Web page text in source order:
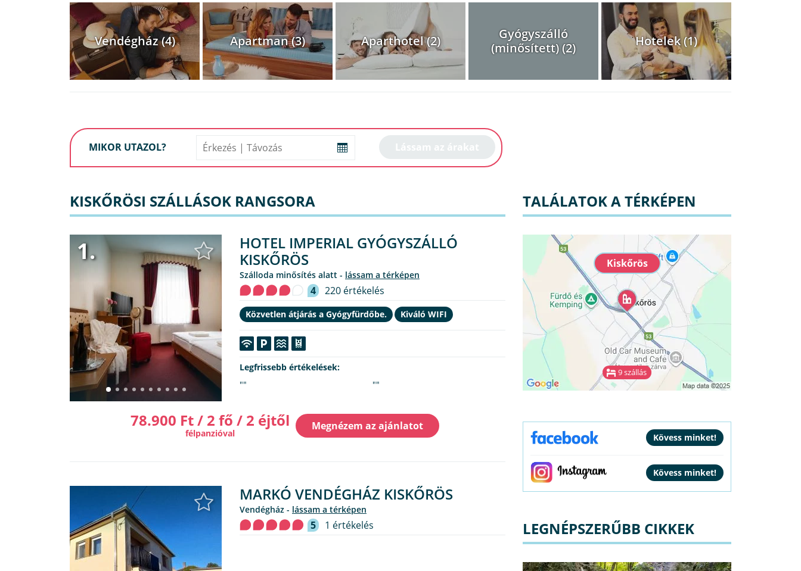
Vendégház (4) Apartman (3) Aparthotel (2)
Gyógyszálló
(minősített) (2)
Hotelek (1)
MIKOR UTAZOL?
KISKŐRÖSI SZÁLLÁSOK RANGSORA
1.
HOTEL IMPERIAL GYÓGYSZÁLLÓ
KISKŐRÖS
Szálloda minősítés alatt - lássam a térképen
4 220 értékelés
Közvetlen átjárás a Gyógyfürdőbe. Kiváló WIFI
Legfrissebb értékelések:
""
""
78.900 Ft / 2 fő / 2 éjtől
félpanzióval
Megnézem az ajánlatot
MARKÓ VENDÉGHÁZ KISKŐRÖS
Vendégház - lássam a térképen
5 1 értékelés
TALÁLATOK A TÉRKÉPEN
Kiskőrös
9 szállás
LEGNÉPSZERŰBB CIKKEK